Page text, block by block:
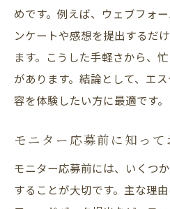
めです。例えば、ウェブフォ
ンケートや感想を提出するだ
ます。こうした手軽さから、
があります。結論として、エ
容を体験したい方に最適です。
モニター応募前に知って
モニター応募前には、いくつ
することが大切です。主な理